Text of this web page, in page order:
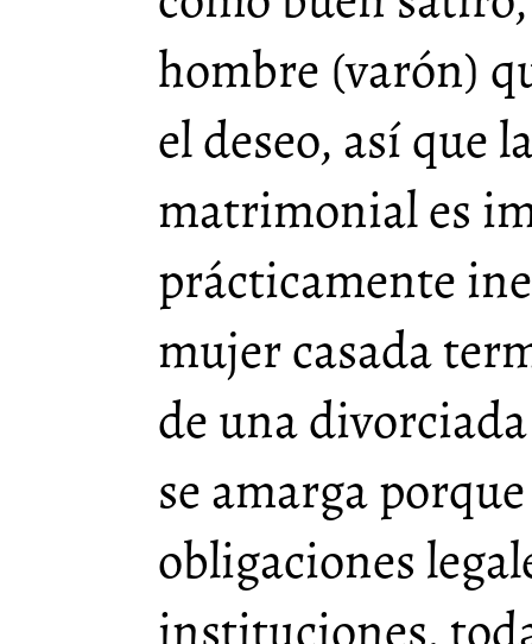
hombre (varón)
el deseo, así que
matrimonial es
prácticamente
mujer casada
de una
se amarga
obligaciones